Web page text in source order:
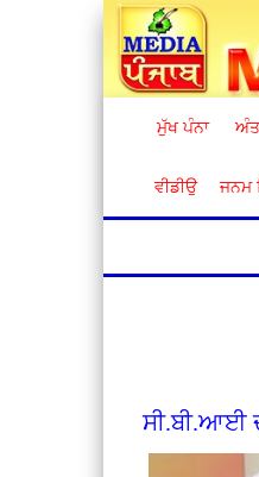
ਮੁੱਖ ਪੰਨਾ
ਵੀਡੀਉ ਜਨਮ
ਸੀ.ਬੀ.ਆਈ